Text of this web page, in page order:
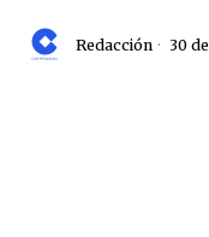
Redacción 30